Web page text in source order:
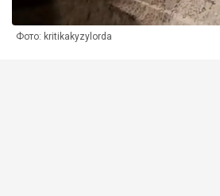
Фото: kritikakyzylorda